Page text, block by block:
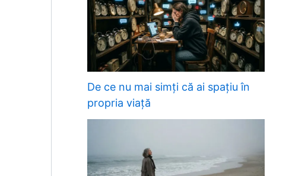
De ce nu mai simți că ai spațiu în
propria viață